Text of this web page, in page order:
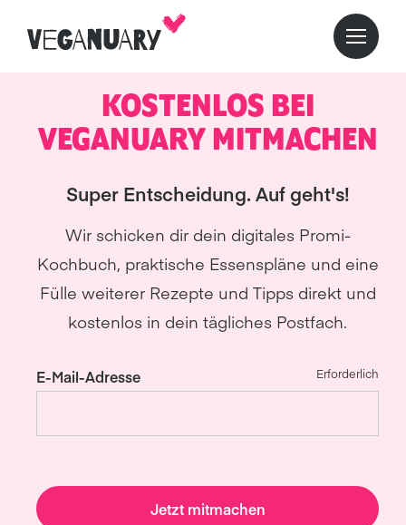
KOSTENLOS BEI
VEGANUARY MITMACHEN
Super Entscheidung. Auf geht's!
Wir schicken dir dein digitales Promi-
Kochbuch, praktische Essenspläne und eine
Fülle weiterer Rezepte und Tipps direkt und
kostenlos in dein tägliches Postfach.
E-Mail-Adresse Erforderlich
Jetzt mitmachen